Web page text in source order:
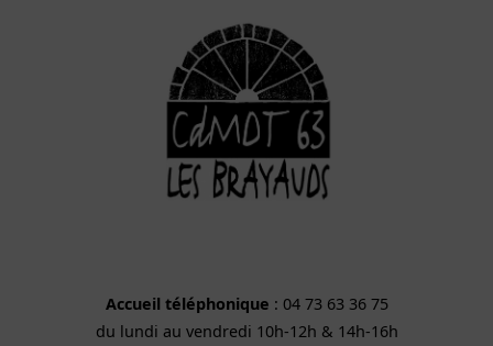
Accueil téléphonique : 04 73 63 36 75
du lundi au vendredi 10h-12h & 14h-16h